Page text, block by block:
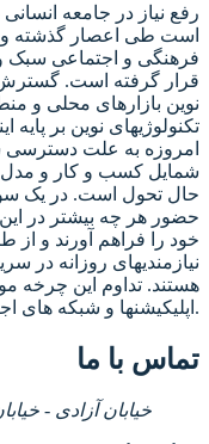
رفع نیاز در جامعه
است طی اعصار گذشته و
فرهنگی و اجتماعی سبک
قرار گرفته است.
نوین بازارهای محلی و
تکنولوژیهای نوین بر پایه
امروزه به علت دسترسی
شمایل کسب و کار و مدل
حال تحول است. در یک سو
حضور هر چه بیشتر در
خود را فراهم آورند و
نیازمندیهای روزانه در
هستند. تداوم این چرخه
اپلیکیشنها و شبکه های اجتماعی گردید.
تماس با ما
خیابان آزادی -